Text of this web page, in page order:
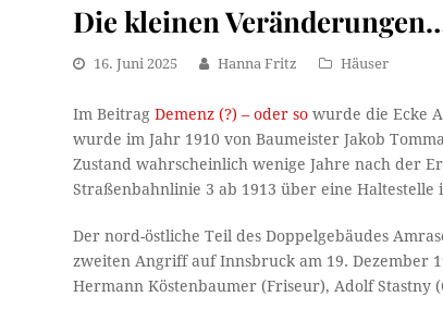
Die kleinen
16. Juni 2025 Hanna Fritz Häuser
Im BeitragDemenz (?) – oder so wurde die Ecke
wurde im Jahr 1910 von Baumeister Jakob
Zustand wahrscheinlich wenige Jahre nach der
Straßenbahnlinie 3 ab 1913 über eine
Der nord-östliche Teil des Doppelgebäudes
zweiten Angriff auf Innsbruck am 19. Dezember
Hermann Köstenbaumer (Friseur), Adolf